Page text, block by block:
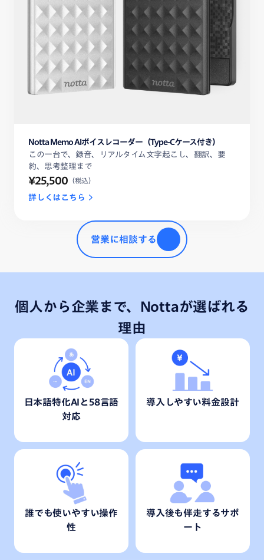
Notta Memo AIボイスレコーダー（Type-Cケース付き）
この一台で、録音、リアルタイム文字起こし、翻訳、要
約、思考整理まで
¥25,500 （税込）
詳しくはこちら
営業に相談する
個人から企業まで、Nottaが選ばれる
理由
日本語特化AIと58言語
対応
導入しやすい料金設計
誰でも使いやすい操作
性
導入後も伴走するサポ
ート